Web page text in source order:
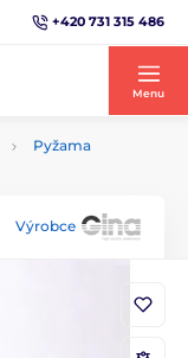
+420 731 315 486
Menu
Pyžama
Výrobce